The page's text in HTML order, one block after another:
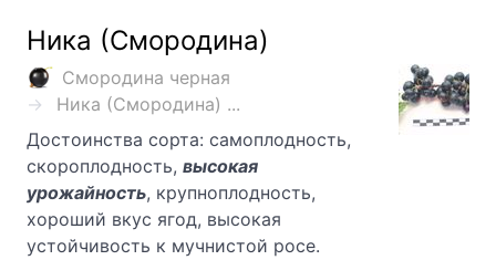
Ника (Смородина)
Смородина черная
Ника (Смородина) ...
Достоинства сорта: самоплодность,
скороплодность, высокая
урожайность, крупноплодность,
хороший вкус ягод, высокая
устойчивость к мучнистой росе.